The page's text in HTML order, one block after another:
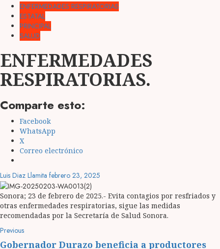
ENFERMEDADES RESPIRATORIAS
ESTATAL
PRINCIPAL
SALUD
ENFERMEDADES
RESPIRATORIAS.
Comparte esto:
Facebook
WhatsApp
X
Correo electrónico
Luis Diaz Llamita febrero 23, 2025
Sonora; 23 de febrero de 2025.- Evita contagios por resfriados y
otras enfermedades respiratorias, sigue las medidas
recomendadas por la Secretaría de Salud Sonora.
Post
PreviousPrevious
Gobernador Durazo beneficia a productores